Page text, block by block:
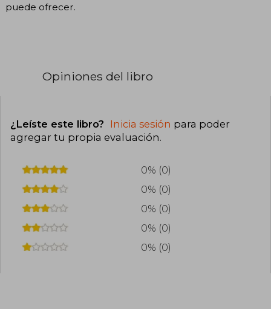
puede ofrecer.
Opiniones del libro
¿Leíste este libro? Inicia sesión para poder
agregar tu propia evaluación.
0% (0)
0% (0)
0% (0)
0% (0)
0% (0)